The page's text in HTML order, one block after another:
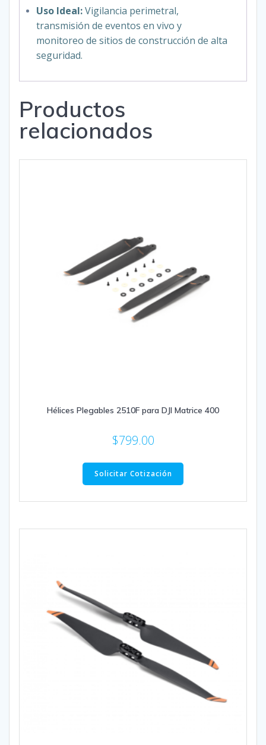
Uso Ideal:Vigilancia perimetral,
transmisión de eventos en vivo y
monitoreo de sitios de construcción de alta
seguridad.
Productos
relacionados
Hélices Plegables 2510F para DJI Matrice 400
$799.00
Solicitar Cotización